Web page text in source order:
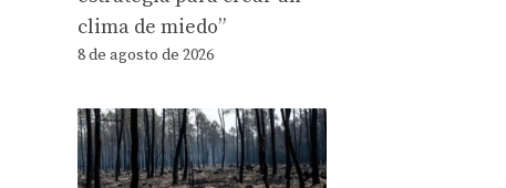
clima de miedo”
8 de agosto de 2026